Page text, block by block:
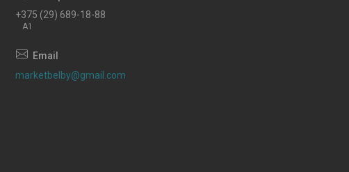
+375 (29) 689-18-88
A1
marketbelby@gmail.com